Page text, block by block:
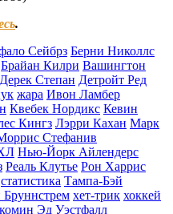
.
Сейбрз Берни Николлс
Брайан Килри Вашингтон
Дерек Степан Детройт Ред
жара Ивон Ламбер
Квебек Нордикс Кевин
Кингз Лэрри Кахан Марк
Стефанив
Нью-Йорк Айлендерс
Реаль Клутье Рон Харрис
статистика Тампа-Бэй
хет-трик хоккей
Эд Уэстфалл